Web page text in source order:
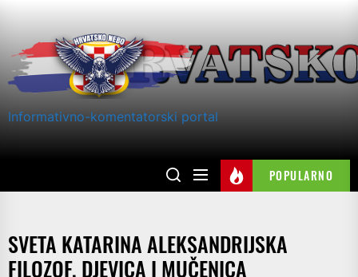
content
Informativno-komentatorski portal
POPULARNO
SVETA KATARINA ALEKSANDRIJSKA
FILOZOF, DJEVICA I MUČENICA